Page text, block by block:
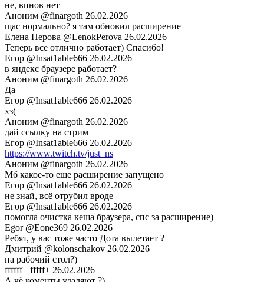
не, впнов нет
Аноним @finargoth 26.02.2026
щас нормально? я там обновил расширение
Елена Перова @LenokPerova 26.02.2026
Теперь все отлично работает) Спасибо!
Егор @Insat1able666 26.02.2026
в яндекс браузере работает?
Аноним @finargoth 26.02.2026
Да
Егор @Insat1able666 26.02.2026
хз(
Аноним @finargoth 26.02.2026
дай ссылку на стрим
Егор @Insat1able666 26.02.2026
https://www.twitch.tv/just_ns
Аноним @finargoth 26.02.2026
Мб какое-то еще расширение запущено
Егор @Insat1able666 26.02.2026
не знай, всё отрубил вроде
Егор @Insat1able666 26.02.2026
помогла очистка кеша браузера, спс за расширение)
Egor @Eone369 26.02.2026
Ребят, у вас тоже часто Дота вылетает ?
Дмитрий @kolonschakov 26.02.2026
на рабочий стол?)
ffffff+ fffff+ 26.02.2026